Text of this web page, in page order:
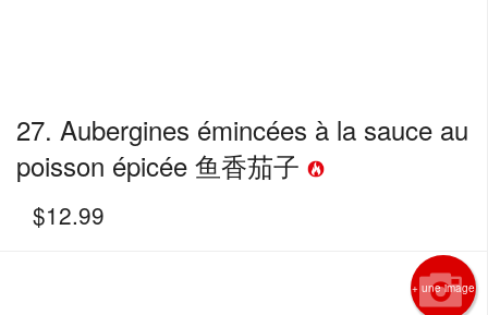
27. Aubergines émincées à la sauce au
poisson épicée 鱼香茄子
$12.99
+ une image